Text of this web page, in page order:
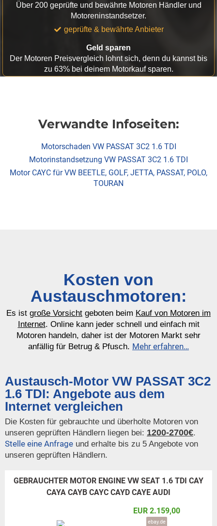
Über 200 geprüfte und bewährte Motoren Händler und
Motoreninstandsetzer.
geprüfte & bewährte Anbieter
Geld sparen
Der Motoren Preisvergleich lohnt sich, denn du kannst bis
zu 63% bei deinem Motorkauf sparen.
Verwandte Infoseiten:
Motorschaden VW PASSAT 3C2 1.6 TDI
Motorinstandsetzung VW PASSAT 3C2 1.6 TDI
Motor CAYC für VW BEETLE, GOLF, JETTA, PASSAT, POLO,
TOURAN
Kosten von
Austauschmotoren:
Es ist große Vorsicht geboten beim Kauf von Motoren im
Internet. Online kann jeder schnell und einfach mit
Motoren handeln, daher ist der Motoren Markt sehr
anfällig für Betrug & Pfusch. Mehr erfahren…
Austausch-Motor VW PASSAT 3C2
1.6 TDI: Angebote aus dem
Internet vergleichen
Die Kosten für gebrauchte und überholte Motoren von
unseren geprüften Händlern liegen bei: 1200-2700€.
Stelle eine Anfrage und erhalte bis zu 5 Angebote von
unseren geprüften Händlern.
GEBRAUCHTER MOTOR ENGINE VW SEAT 1.6 TDI CAY
CAYA CAYB CAYC CAYD CAYE AUDI
EUR 2.159,00
ebay.de